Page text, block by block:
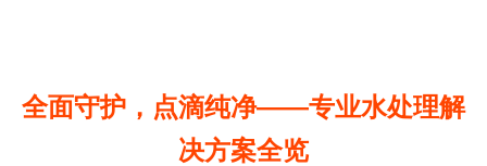
全面守护，点滴纯净——专业水处理解
决方案全览